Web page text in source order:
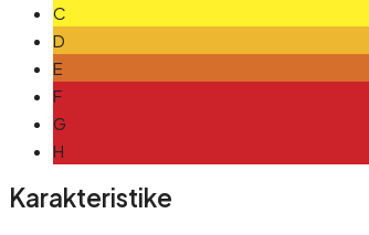
C
D
E
F
G
H
Karakteristike